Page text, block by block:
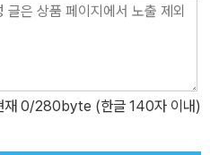
적인 모습으로 둘이 함께 들어가
리의 요양원으로 홀로 떠나고 제
마음이 부인하는 이 덕은 과연 얼
누구나 볼 수 있는 것은 지드의 인간
을 희생하면서까지 하느님을 섬
재 0/280byte (한글 140자 이내)